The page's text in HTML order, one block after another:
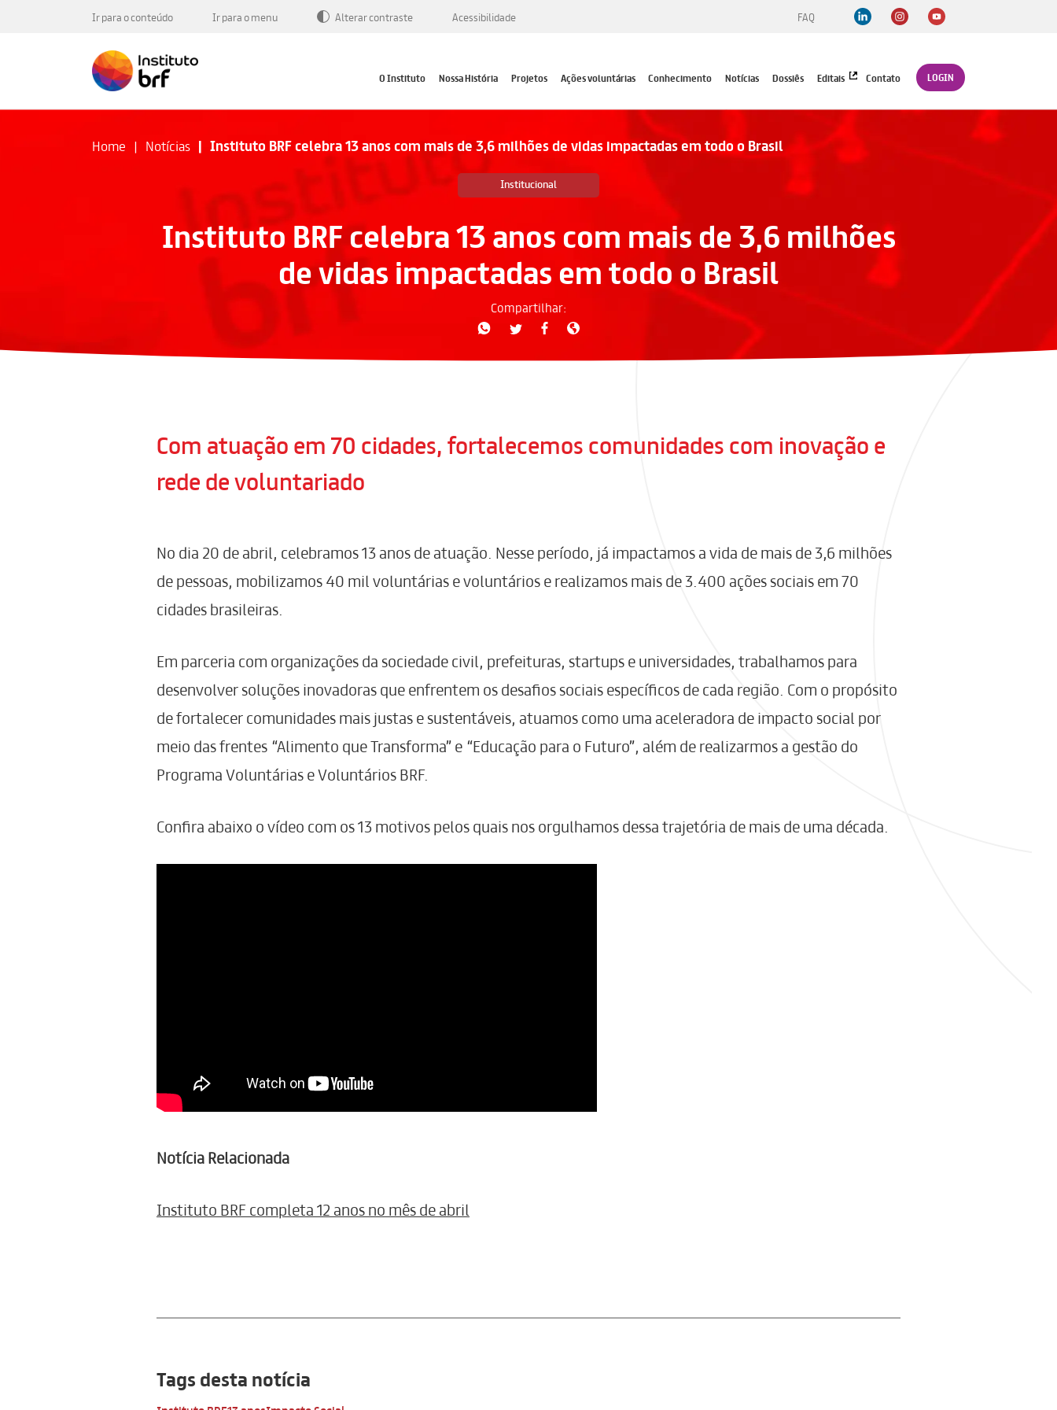
Ir para o conteúdo Ir para o menu Alterar contraste Acessibilidade FAQ
O Instituto Nossa História Projetos Ações voluntárias Conhecimento Notícias Dossiês Editais Contato LOGIN
Home Notícias Instituto BRF celebra 13 anos com mais de 3,6 milhões de vidas impactadas em todo o Brasil
Institucional
Instituto BRF celebra 13 anos com mais de 3,6 milhões
de vidas impactadas em todo o Brasil
Compartilhar:
Com atuação em 70 cidades, fortalecemos comunidades com inovação e
rede de voluntariado
No dia 20 de abril, celebramos 13 anos de atuação. Nesse período, já impactamos a vida de mais de 3,6 milhões
de pessoas, mobilizamos 40 mil voluntárias e voluntários e realizamos mais de 3.400 ações sociais em 70
cidades brasileiras.
Em parceria com organizações da sociedade civil, prefeituras, startups e universidades, trabalhamos para
desenvolver soluções inovadoras que enfrentem os desafios sociais específicos de cada região. Com o propósito
de fortalecer comunidades mais justas e sustentáveis, atuamos como uma aceleradora de impacto social por
meio das frentes “Alimento que Transforma” e “Educação para o Futuro”, além de realizarmos a gestão do
Programa Voluntárias e Voluntários BRF.
Confira abaixo o vídeo com os 13 motivos pelos quais nos orgulhamos dessa trajetória de mais de uma década.
Notícia Relacionada
Instituto BRF completa 12 anos no mês de abril
Tags desta notícia